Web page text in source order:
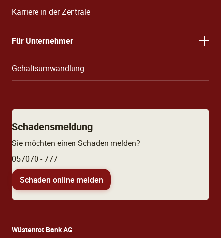
Karriere in der Zentrale
Für Unternehmer
Gehaltsumwandlung
Schadensmeldung
Sie möchten einen Schaden melden?
057070 - 777
Schaden online melden
Wüstenrot Bank AG